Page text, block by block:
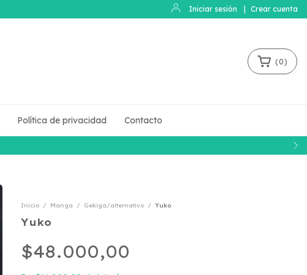
Iniciar sesión Crear cuenta
(0)
Política de privacidad Contacto
Inicio / Manga / Gekiga/alternativo / Yuko
Yuko
$48.000,00